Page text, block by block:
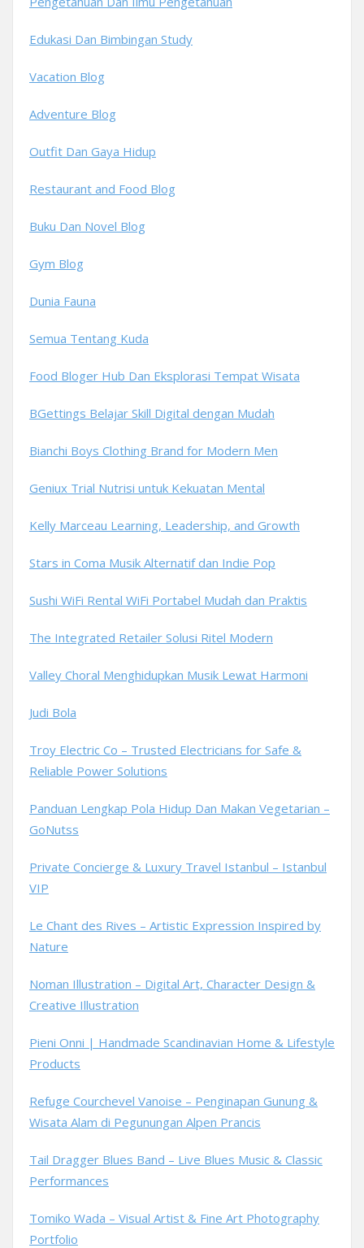
Edukasi Dan Bimbingan Study
Vacation Blog
Adventure Blog
Outfit Dan Gaya Hidup
Restaurant and Food Blog
Buku Dan Novel Blog
Gym Blog
Dunia Fauna
Semua Tentang Kuda
Food Bloger Hub Dan Eksplorasi Tempat Wisata
BGettings Belajar Skill Digital dengan Mudah
Bianchi Boys Clothing Brand for Modern Men
Geniux Trial Nutrisi untuk Kekuatan Mental
Kelly Marceau Learning, Leadership, and Growth
Stars in Coma Musik Alternatif dan Indie Pop
Sushi WiFi Rental WiFi Portabel Mudah dan Praktis
The Integrated Retailer Solusi Ritel Modern
Valley Choral Menghidupkan Musik Lewat Harmoni
Judi Bola
Troy Electric Co – Trusted Electricians for Safe &
Reliable Power Solutions
Panduan Lengkap Pola Hidup Dan Makan Vegetarian –
GoNutss
Private Concierge & Luxury Travel Istanbul – Istanbul
VIP
Le Chant des Rives – Artistic Expression Inspired by
Nature
Noman Illustration – Digital Art, Character Design &
Creative Illustration
Pieni Onni | Handmade Scandinavian Home & Lifestyle
Products
Refuge Courchevel Vanoise – Penginapan Gunung &
Wisata Alam di Pegunungan Alpen Prancis
Tail Dragger Blues Band – Live Blues Music & Classic
Performances
Tomiko Wada – Visual Artist & Fine Art Photography
Portfolio